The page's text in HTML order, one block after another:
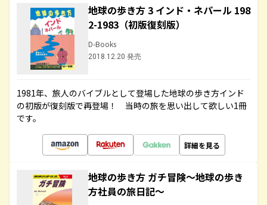
地球の歩き方 3 インド・ネパール 198
2-1983（初版復刻版）
D-Books
2018.12.20 発売
1981年、旅人のバイブルとして登場した地球の歩き方インド
の初版が復刻版で再登場！ 当時の旅を思い出して欲しい1冊
です。
詳細を見る
地球の歩き方 ガチ冒険～地球の歩き
方社員の旅日記～